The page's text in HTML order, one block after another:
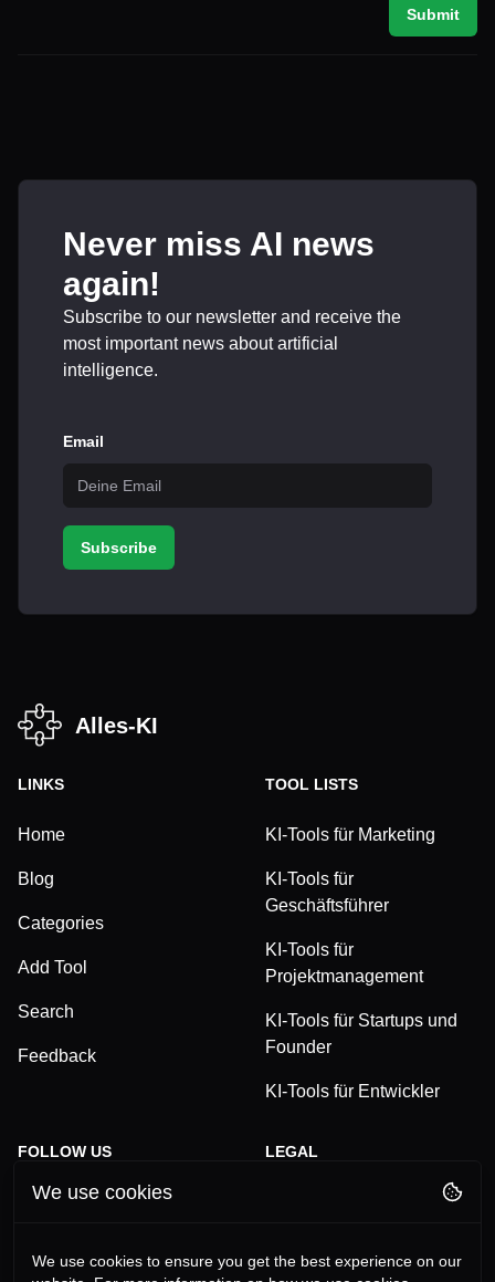
Submit
Never miss AI news
again!
Subscribe to our newsletter and receive the
most important news about artificial
intelligence.
Email
Subscribe
Alles-KI
LINKS
Home
Blog
Categories
Add Tool
Search
Feedback
TOOL LISTS
KI-Tools für Marketing
KI-Tools für
Geschäftsführer
KI-Tools für
Projektmanagement
KI-Tools für Startups und
Founder
KI-Tools für Entwickler
FOLLOW US
TikTok
LEGAL
We use cookies
We use cookies to ensure you get the best experience on our